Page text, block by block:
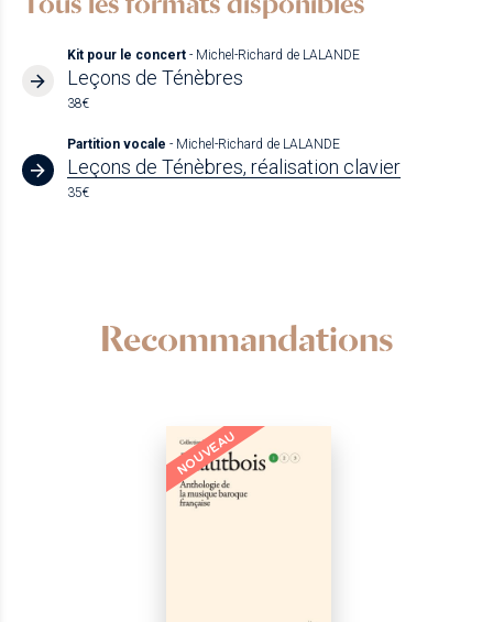
Kit pour le concert - Michel-Richard de LALANDE
Leçons de Ténèbres
38€
Partition vocale - Michel-Richard de LALANDE
Leçons de Ténèbres, réalisation clavier
35€
Recommandations
NOUVEAU